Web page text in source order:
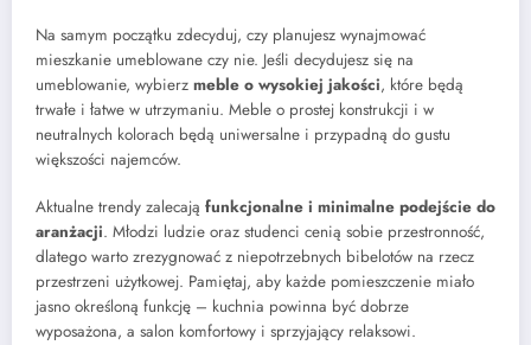
Na samym początku zdecyduj, czy planujesz wynajmować
mieszkanie umeblowane czy nie. Jeśli decydujesz się na
umeblowanie, wybierz meble o wysokiej jakości, które będą
trwałe i łatwe w utrzymaniu. Meble o prostej konstrukcji i w
neutralnych kolorach będą uniwersalne i przypadną do gustu
większości najemców.
Aktualne trendy zalecają funkcjonalne i minimalne podejście do
aranżacji. Młodzi ludzie oraz studenci cenią sobie przestronność,
dlatego warto zrezygnować z niepotrzebnych bibelotów na rzecz
przestrzeni użytkowej. Pamiętaj, aby każde pomieszczenie miało
jasno określoną funkcję – kuchnia powinna być dobrze
wyposażona, a salon komfortowy i sprzyjający relaksowi.